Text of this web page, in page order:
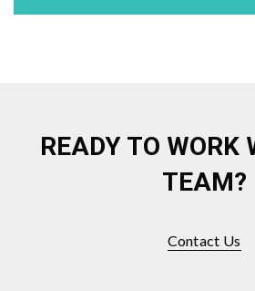
READY TO WORK
TEAM?
Contact Us